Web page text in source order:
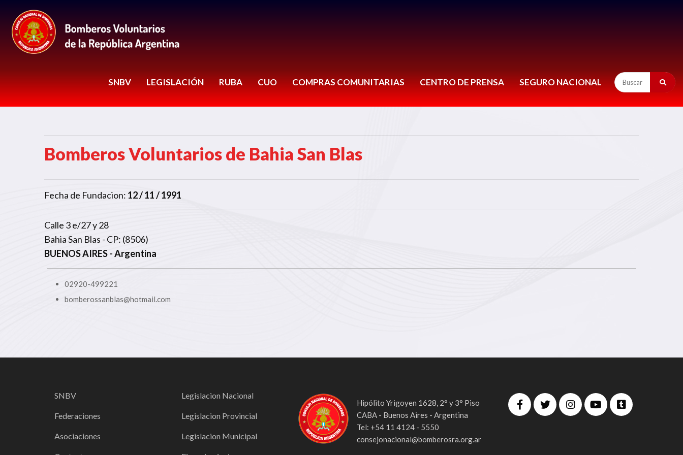
SNBV LEGISLACIÓN RUBA CUO COMPRAS COMUNITARIAS CENTRO DE PRENSA SEGURO NACIONAL
Bomberos Voluntarios de Bahia San Blas
Fecha de Fundacion: 12 / 11 / 1991
Calle 3 e/27 y 28
Bahia San Blas - CP: (8506)
BUENOS AIRES- Argentina
02920-499221
bomberossanblas@hotmail.com
SNBV
Federaciones
Asociaciones
Legislacion Nacional
Legislacion Provincial
Legislacion Municipal
Hipólito Yrigoyen 1628, 2° y 3° Piso
CABA - Buenos Aires - Argentina
Tel: +54 11 4124 - 5550
consejonacional@bomberosra.org.ar